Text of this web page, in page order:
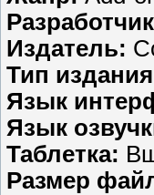
Издатель:
Тип
Язык
Язык
Таблетка:
Размер